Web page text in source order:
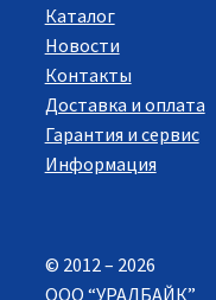
Каталог
Новости
Контакты
Доставка и оплата
Гарантия и сервис
Информация
© 2012 – 2026
ООО “УРАЛБАЙК”